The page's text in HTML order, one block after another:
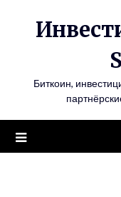
Биткоин,